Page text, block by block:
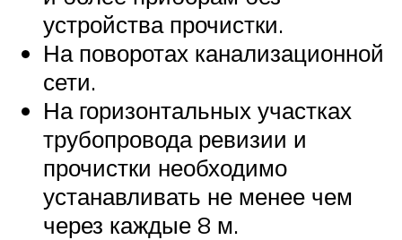
устройства прочистки.
На поворотах канализационной
сети.
На горизонтальных участках
трубопровода ревизии и
прочистки необходимо
устанавливать не менее чем
через каждые 8 м.